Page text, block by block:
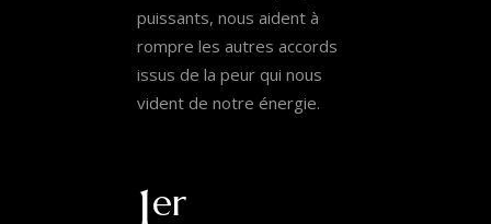
puissants, nous aident à
rompre les autres accords
issus de la peur qui nous
vident de notre énergie.
1er